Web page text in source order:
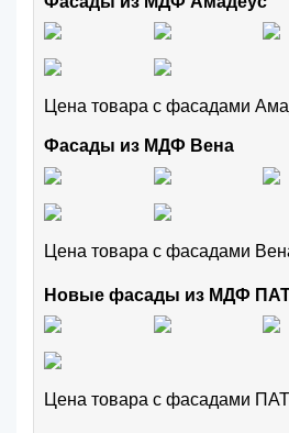
Цена товара с фасадами
Фасады из МДФ Вена
Цена товара с фасадами
Новые фасады из МДФ
Цена товара с фасадами